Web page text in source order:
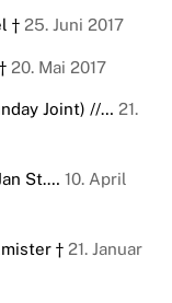
† 25. Juni 2017
20. Mai 2017
Joint) //… 21.
St.… 10. April
† 21. Januar